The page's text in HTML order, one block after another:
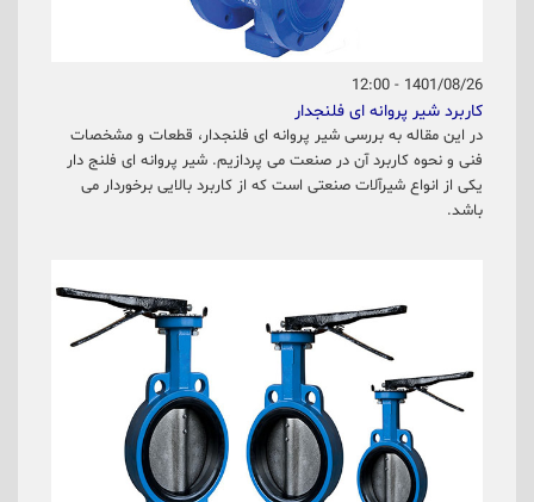
1401/08/26 - 12:00
کاربرد شیر پروانه ای فلنجدار
در این مقاله به بررسی شیر پروانه ای فلنجدار، قطعات و مشخصات
فنی و نحوه کاربرد آن در صنعت می پردازیم. شیر پروانه ای فلنج دار
یکی از انواع شیرآلات صنعتی است که از کاربرد بالایی برخوردار می
باشد.